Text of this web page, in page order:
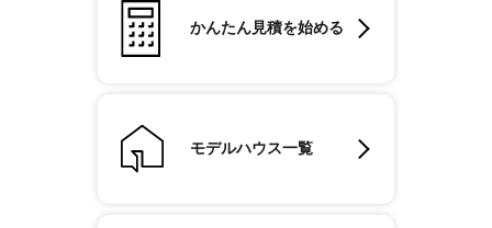
かんたん見積を始める
モデルハウス一覧